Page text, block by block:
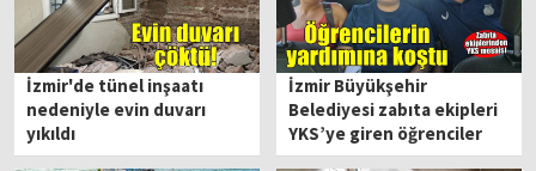
İzmir'de tünel inşaatı
nedeniyle evin duvarı
yıkıldı
İzmir Büyükşehir
Belediyesi zabıta ekipleri
YKS’ye giren öğrenciler
için yardıma koştu